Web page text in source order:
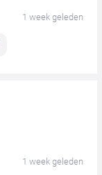
1 week geleden
1 week geleden